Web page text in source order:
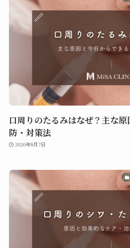
口周りのたるみはなぜ？主な
防・対策法
2026年8月7日